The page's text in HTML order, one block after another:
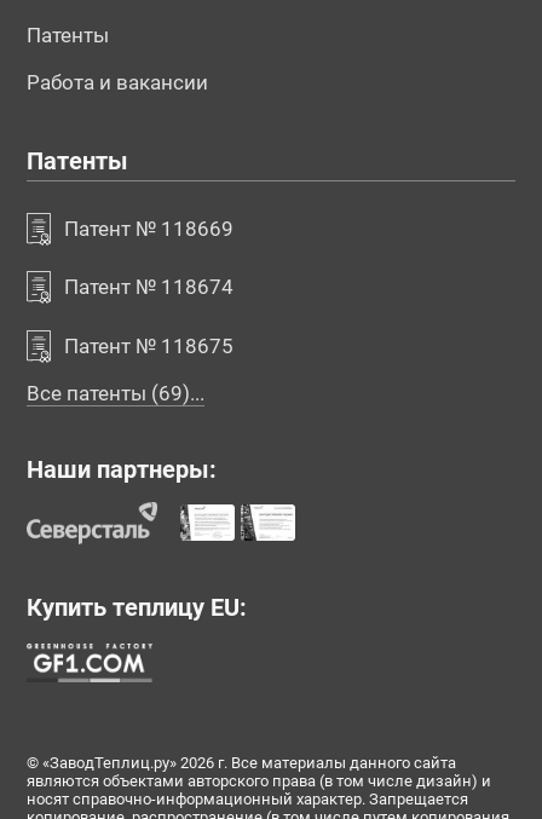
Патенты
Работа и вакансии
Патенты
Патент № 118669
Патент № 118674
Патент № 118675
Все патенты (69)...
Наши партнеры:
Купить теплицу EU:
© «ЗаводТеплиц.ру» 2026 г. Все материалы данного сайта
являются объектами авторского права (в том числе дизайн) и
носят справочно-информационный характер. Запрещается